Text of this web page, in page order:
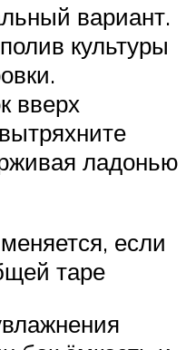
вариант.
культуры
вверх
ладонью
если
таре